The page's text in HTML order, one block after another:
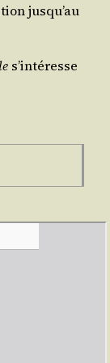
jus­qu’au
s’in­té­resse